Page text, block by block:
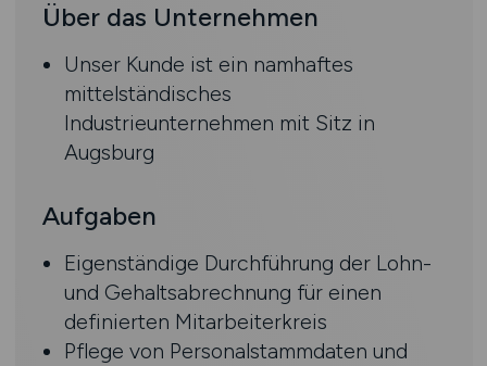
Über das Unternehmen
Unser Kunde ist ein namhaftes
mittelständisches
Industrieunternehmen mit Sitz in
Augsburg
Aufgaben
Eigenständige Durchführung der Lohn-
und Gehaltsabrechnung für einen
definierten Mitarbeiterkreis
Pflege von Personalstammdaten und